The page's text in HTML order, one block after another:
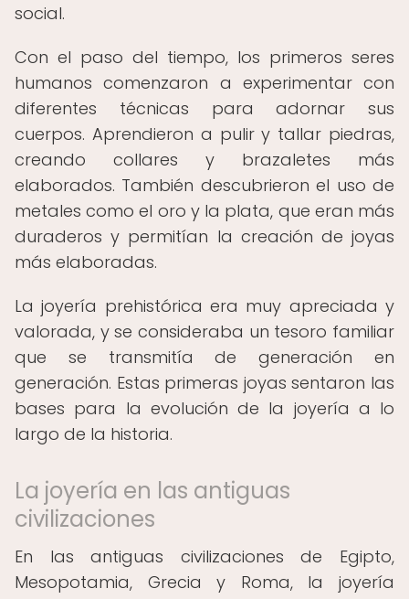
social.
Con el paso del tiempo, los primeros seres
humanos comenzaron a experimentar con
diferentes técnicas para adornar sus
cuerpos. Aprendieron a pulir y tallar piedras,
creando collares y brazaletes más
elaborados. También descubrieron el uso de
metales como el oro y la plata, que eran más
duraderos y permitían la creación de joyas
más elaboradas.
La joyería prehistórica era muy apreciada y
valorada, y se consideraba un tesoro familiar
que se transmitía de generación en
generación. Estas primeras joyas sentaron las
bases para la evolución de la joyería a lo
largo de la historia.
La joyería en las antiguas
civilizaciones
En las antiguas civilizaciones de Egipto,
Mesopotamia, Grecia y Roma, la joyería